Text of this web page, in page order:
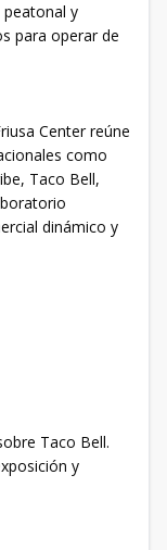
y
para operar de
Center reúne
como
Taco Bell,
dinámico y
Taco Bell.
y